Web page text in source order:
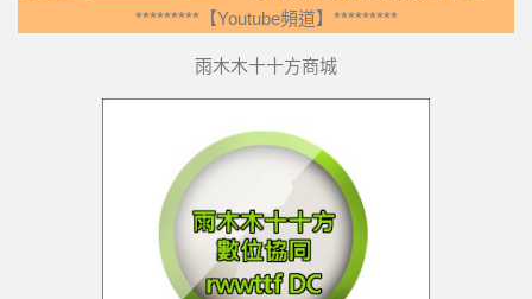
*********【Youtube頻道】*********
雨木木十十方商城